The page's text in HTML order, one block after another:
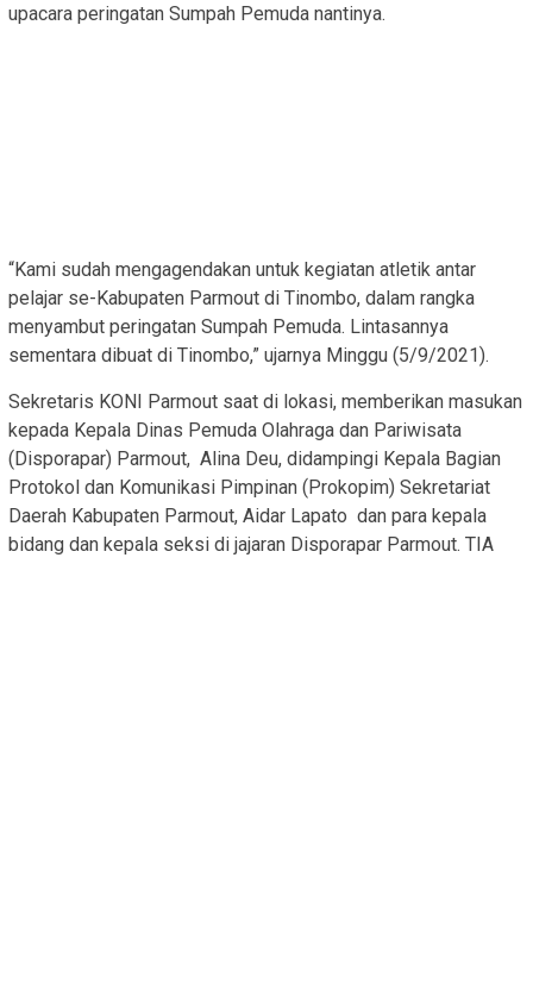
upacara peringatan Sumpah Pemuda nantinya.
“Kami sudah mengagendakan untuk kegiatan atletik antar
pelajar se-Kabupaten Parmout di Tinombo, dalam rangka
menyambut peringatan Sumpah Pemuda. Lintasannya
sementara dibuat di Tinombo,” ujarnya Minggu (5/9/2021).
Sekretaris KONI Parmout saat di lokasi, memberikan masukan
kepada Kepala Dinas Pemuda Olahraga dan Pariwisata
(Disporapar) Parmout, Alina Deu, didampingi Kepala Bagian
Protokol dan Komunikasi Pimpinan (Prokopim) Sekretariat
Daerah Kabupaten Parmout, Aidar Lapato dan para kepala
bidang dan kepala seksi di jajaran Disporapar Parmout. TIA